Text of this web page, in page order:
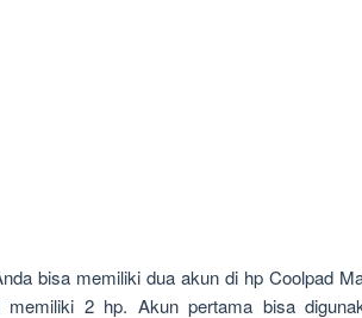
bisa memiliki dua akun di hp Coolpad
memiliki 2 hp. Akun pertama bisa